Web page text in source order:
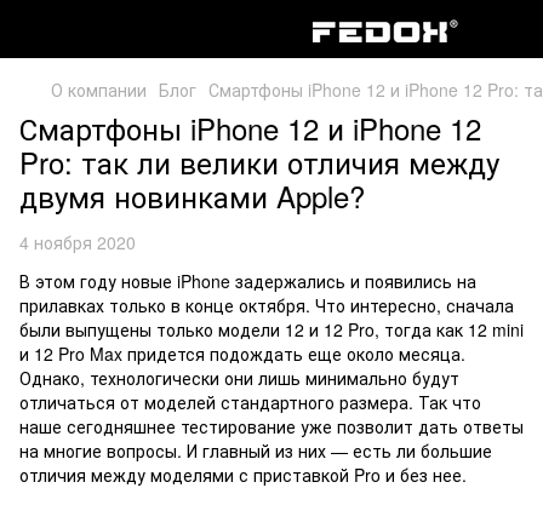
О компании Блог Смартфоны iPhone 12 и iPhone 12 Pro:
Смартфоны iPhone 12 и iPhone 12
Pro: так ли велики отличия между
двумя новинками Apple?
4 ноября 2020
В этом году новые iPhone задержались и появились на
прилавках только в конце октября. Что интересно, сначала
были выпущены только модели 12 и 12 Pro, тогда как 12 mini
и 12 Pro Max придется подождать еще около месяца.
Однако, технологически они лишь минимально будут
отличаться от моделей стандартного размера. Так что
наше сегодняшнее тестирование уже позволит дать ответы
на многие вопросы. И главный из них — есть ли большие
отличия между моделями с приставкой Pro и без нее.